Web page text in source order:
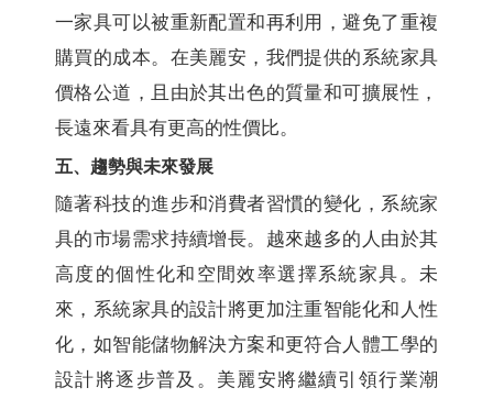
一家具可以被重新配置和再利用，避免了重複
購買的成本。在美麗安，我們提供的系統家具
價格公道，且由於其出色的質量和可擴展性，
長遠來看具有更高的性價比。
五、趨勢與未來發展
隨著科技的進步和消費者習慣的變化，系統家
具的市場需求持續增長。越來越多的人由於其
高度的個性化和空間效率選擇系統家具。未
來，系統家具的設計將更加注重智能化和人性
化，如智能儲物解決方案和更符合人體工學的
設計將逐步普及。美麗安將繼續引領行業潮